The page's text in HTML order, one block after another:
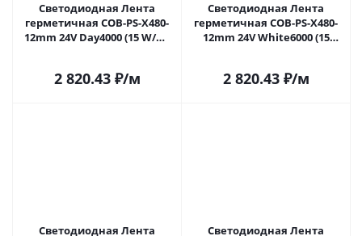
Светодиодная Лента
герметичная COB-PS-X480-
12mm 24V Day4000 (15 W/m,
2 820.43₽/м
Светодиодная Лента
герметичная COB-PS-X480-
12mm 24V White6000 (15
2 820.43₽/м
Светодиодная Лента
Светодиодная Лента